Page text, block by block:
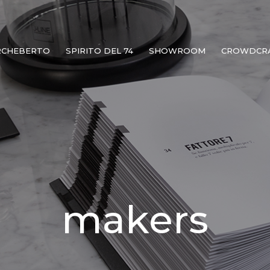
SPIRITO DEL 74 SHOWROOM
makers